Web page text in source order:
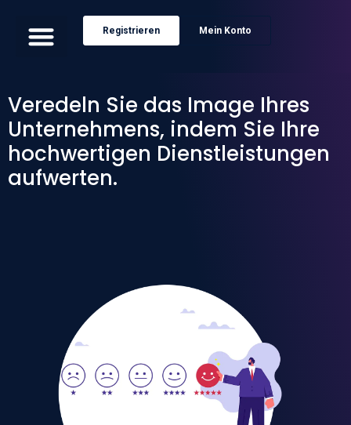
Registrieren Mein Konto
Veredeln Sie das Image Ihres
Unternehmens, indem Sie Ihre
hochwertigen Dienstleistungen
aufwerten.